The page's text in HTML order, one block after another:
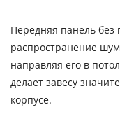
Передняя панель без
распространение
направляя его в
делает завесу
корпусе.